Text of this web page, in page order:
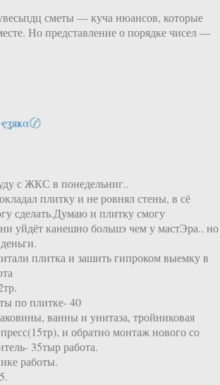
сметы — куча нюансов, которые
Но представление о порядке чисел —
〄
с ЖКС в понедельниг..
плитку и не ровнял стены, в сё
сделать.Думаю и плитку смогу
уйдёт канешно большэ чем у мастЭра.. но
плитка и зашить гипроком выемку в
по плитке- 40
ванны и унитаза, тройниковая
и обратно монтаж нового со
35тыр работа.
работы.